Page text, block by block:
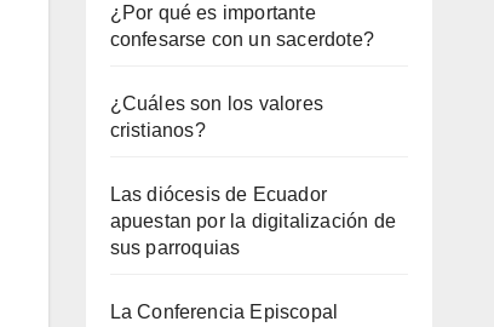
¿Por qué es importante
confesarse con un sacerdote?
¿Cuáles son los valores
cristianos?
Las diócesis de Ecuador
apuestan por la digitalización de
sus parroquias
La Conferencia Episcopal